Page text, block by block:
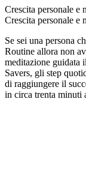
Crescita personale e
Crescita personale e
Se sei una persona
Routine allora non
meditazione guidata
Savers, gli step
di raggiungere il
in circa trenta minuti